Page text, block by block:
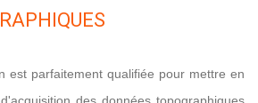
est parfaitement qualifiée pour mettre en